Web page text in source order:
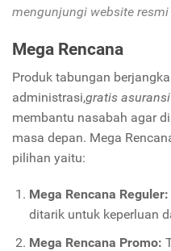
mengunjungi website resmi
Mega Rencana
Produk tabungan
administrasi,gratis
membantu nasabah agar
masa depan. Mega
pilihan yaitu:
Mega Rencana Reguler:
ditarik untuk keperluan
Mega Rencana Promo: